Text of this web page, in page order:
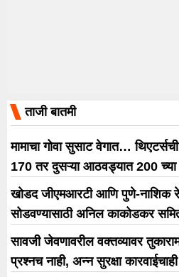
ताजी बातमी
मामाचा गोवा सुसाट वेगात…
170 तर दुसऱ्या आठवड्यात 200 च्या
खोडद जीएमआरटी आणि पुणे-नाशिक
सोडवण्यासाठी अनिल काकोडकर
सावजी जेवणावरील वक्तव्यावर
प्रश्नच नाही, अन्न सुरक्षा